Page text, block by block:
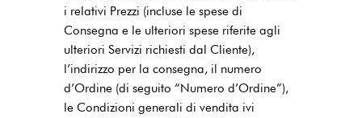
i relativi Prezzi (incluse le spese di
Consegna e le ulteriori spese riferite agli
ulteriori Servizi richiesti dal Cliente),
l’indirizzo per la consegna, il numero
d’Ordine (di seguito “Numero d’Ordine”),
le Condizioni generali di vendita ivi